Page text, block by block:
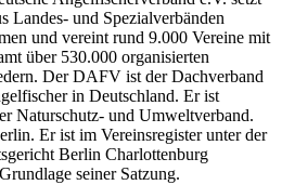
Landes- und Spezialverbänden
und vereint rund 9.000 Vereine mit
über 530.000 organisierten
Der DAFV ist der Dachverband
in Deutschland. Er ist
Naturschutz- und Umweltverband.
Er ist im Vereinsregister unter der
Berlin Charlottenburg
seiner Satzung.